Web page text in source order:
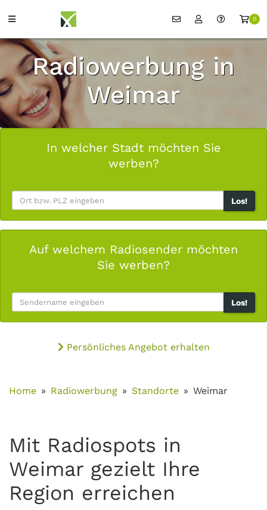
0
Radiowerbung in
Weimar
In welcher Stadt möchten Sie
werben?
Los!
Auf welchem Radiosender möchten
Sie werben?
Los!
Persönliches Angebot erhalten
Home Radiowerbung Standorte Weimar
Mit Radiospots in
Weimar gezielt Ihre
Region erreichen